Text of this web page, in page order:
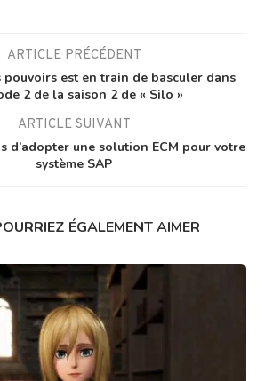
ARTICLE PRÉCÉDENT
pouvoirs est en train de basculer dans
2 de la saison 2 de « Silo »
ARTICLE SUIVANT
d’adopter une solution ECM pour votre
système SAP
ÉGALEMENT AIMER